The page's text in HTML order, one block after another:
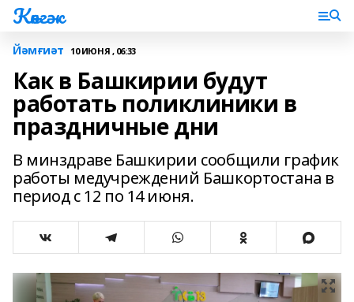
Көнгәк
Йәмғиәт 10 ИЮНЯ , 06:33
Как в Башкирии будут
работать поликлиники в
праздничные дни
В минздраве Башкирии сообщили график
работы медучреждений Башкортостана в
период с 12 по 14 июня.